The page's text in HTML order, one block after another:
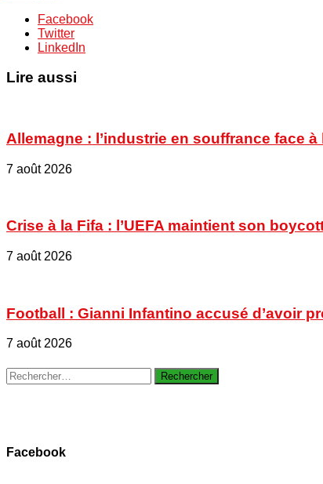
Facebook
Twitter
LinkedIn
Lire aussi
Allemagne : l’industrie en souffrance face
7 août 2026
Crise à la Fifa : l’UEFA maintient son
7 août 2026
Football : Gianni Infantino accusé d’avoir
7 août 2026
Rechercher :
Facebook